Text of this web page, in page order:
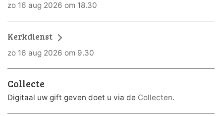
zo 16 aug 2026 om 18.30
Kerkdienst
zo 16 aug 2026 om 9.30
Collecte
Digitaal uw gift geven doet u via de Collecten.